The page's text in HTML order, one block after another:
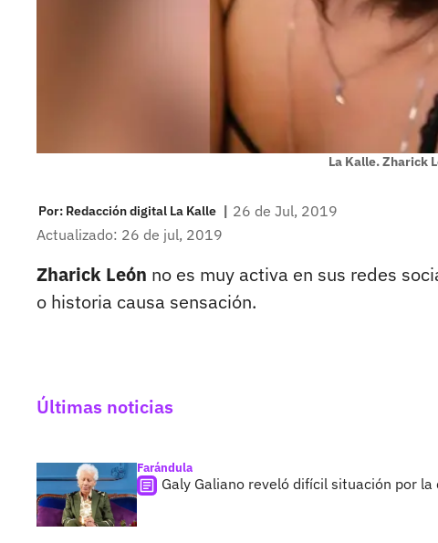
La Kalle. Zharick
Por: Redacción digital La Kalle | 26 de Jul, 2019
Actualizado: 26 de jul, 2019
Zharick León no es muy activa en sus redes
o historia causa sensación.
Últimas noticias
Farándula
Galy Galiano reveló difícil situación por